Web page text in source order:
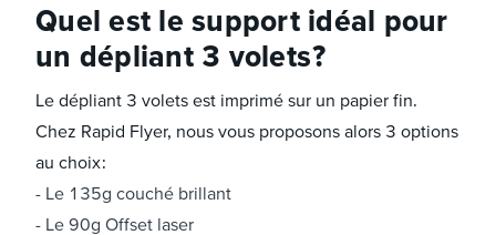
Quel est le support idéal pour
un dépliant 3 volets ?
Le dépliant 3 volets est imprimé sur un papier fin.
Chez Rapid Flyer, nous vous proposons alors 3 options
au choix :
Le 135g couché brillant
Le 90g Offset laser